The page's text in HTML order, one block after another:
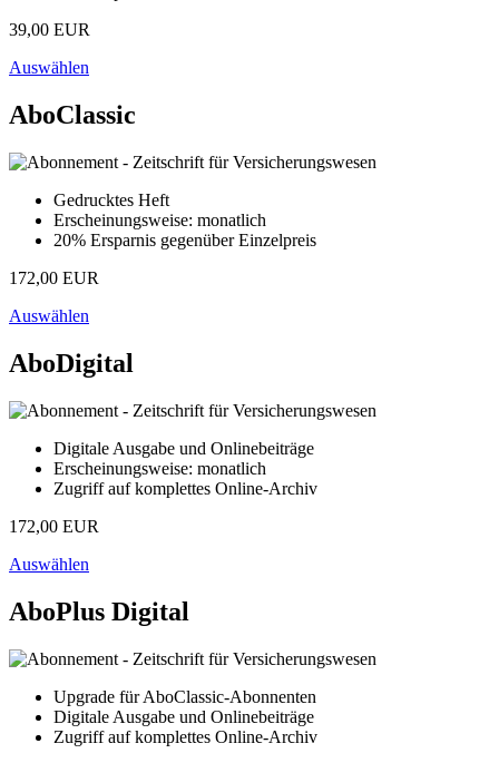
39,00 EUR
Auswählen
AboClassic
Gedrucktes Heft
Erscheinungsweise: monatlich
20% Ersparnis gegenüber Einzelpreis
172,00 EUR
Auswählen
AboDigital
Digitale Ausgabe und Onlinebeiträge
Erscheinungsweise: monatlich
Zugriff auf komplettes Online-Archiv
172,00 EUR
Auswählen
AboPlus Digital
Upgrade für AboClassic-Abonnenten
Digitale Ausgabe und Onlinebeiträge
Zugriff auf komplettes Online-Archiv